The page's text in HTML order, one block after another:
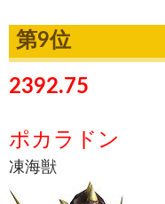
第9位
2392.75
ポカラドン
凍海獣